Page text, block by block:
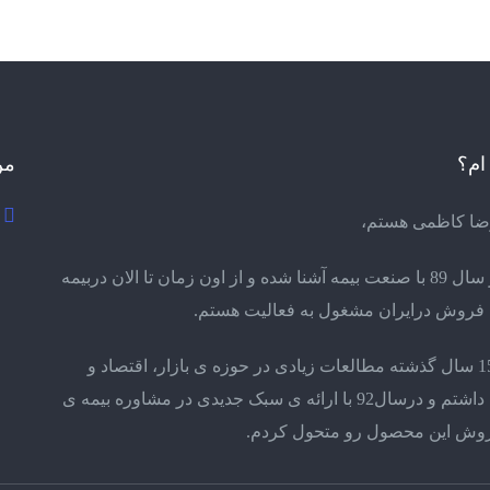
کاظمی هستم،
اولین بار سال 89 با صنعت بیمه آشنا شده و از اون زمان تا الان دربیمه
درایران مشغول به فعالیت هستم.
در طی 15 سال گذشته مطالعات زیادی در حوزه ی بازار، اقتصاد و
بازاریابی داشتم و درسال92 با ارائه ی سبک جدیدی در مشاوره بیمه ی
این محصول رو متحول کردم.